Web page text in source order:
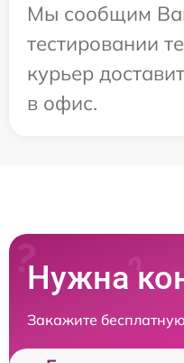
Мы сообщим
тестировании
курьер
в офис.
Нужна
Закажите